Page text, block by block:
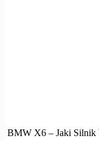
BMW X6 – Jaki